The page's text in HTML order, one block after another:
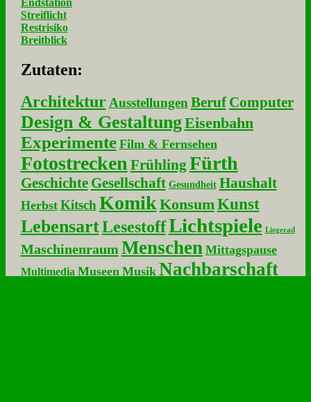
Streiflicht
Restrisiko
Breitblick
Zu­ta­ten:
Architektur Ausstellungen Beruf Computer
Design & GestaltungEisenbahn
Experimente Film & Fernsehen
Fotostrecken Frühling Fürth
Geschichte Gesellschaft Gesundheit Haushalt
Herbst Kitsch KomikKonsumKunst
LebensartLesestoffLichtspiele Liegerad
Maschinenraum Menschen Mittagspause
Multimedia Museen Musik Nachbarschaft